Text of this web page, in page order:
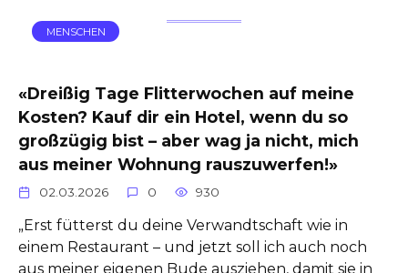
MENSCHEN
«Dreißig Tage Flitterwochen auf meine
Kosten? Kauf dir ein Hotel, wenn du so
großzügig bist – aber wag ja nicht, mich
aus meiner Wohnung rauszuwerfen!»
02.03.2026 0 930
„Erst fütterst du deine Verwandtschaft wie in
einem Restaurant – und jetzt soll ich auch noch
aus meiner eigenen Bude ausziehen, damit sie in